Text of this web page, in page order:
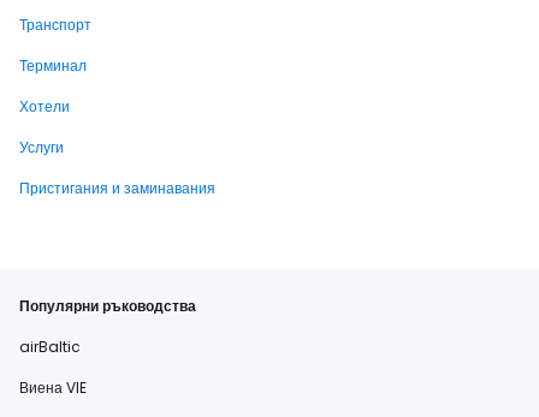
Транспорт
Терминал
Хотели
Услуги
Пристигания и заминавания
Популярни ръководства
airBaltic
Виена VIE